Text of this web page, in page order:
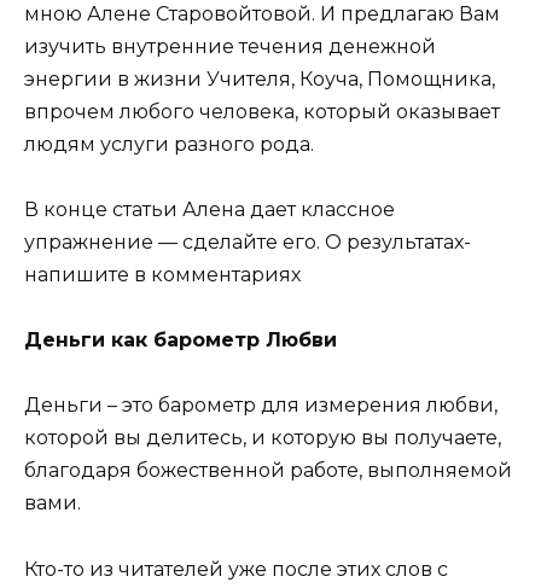
мною Алене Старовойтовой. И предлагаю Вам
изучить внутренние течения денежной
энергии в жизни Учителя, Коуча, Помощника,
впрочем любого человека, который оказывает
людям услуги разного рода.
В конце статьи Алена дает классное
упражнение — сделайте его. О результатах-
напишите в комментариях
Деньги как барометр Любви
Деньги – это барометр для измерения любви,
которой вы делитесь, и которую вы получаете,
благодаря божественной работе, выполняемой
вами.
Кто-то из читателей уже после этих слов с